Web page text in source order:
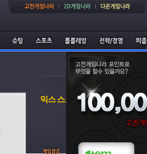
믹스 스도쿠 라이트 1
퍼즐게임